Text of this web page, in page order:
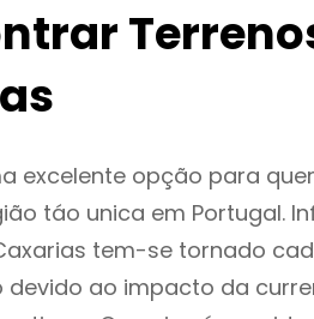
excelente opção para
táo unica em Portugal.
tem-se tornado
ao impacto da